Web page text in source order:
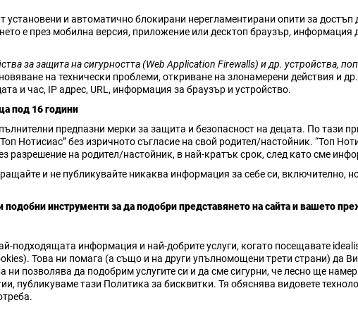
установени и автоматично блокирани нерегламентирани опити за
е през мобилна версия, приложение или десктоп браузър, информация
за защита на сигурността (Web Application Firewalls) и др. устройства,
на технически проблеми, откриване на злонамерени действия и
и час, IP адрес, URL, информация за браузър и устройство.
под 16 години
предпазни мерки за защита и безопасност на децата. По тази
Нотисиас” без изричното съгласие на свой родител/настойник. “Топ
разрешение на родител/настойник, в най-кратък срок, след като сме
и не публикувайте никаква информация за себе си, включително,
инструменти за да подобри представянето на сайта и вашето
подходящата информация и най-добрите услуги, когато посещавате
Това ни помага (а също и на други упълномощени трети страни) да
позволява да подобрим услугите си и да сме сигурни, че лесно ще
публикуваме тази Политика за бисквитки. Тя обяснява видовете